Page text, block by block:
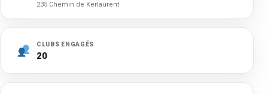
235 Chemin de Kerlaurent
CLUBS ENGAGÉS
20